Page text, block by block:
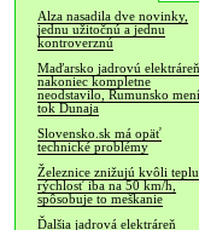
Alza nasadila dve novinky,
jednu užitočnú a jednu
kontroverznú
Maďarsko jadrovú elektráreň
nakoniec kompletne
neodstavilo, Rumunsko mení
tok Dunaja
Slovensko.sk má opäť
technické problémy
Železnice znižujú kvôli teplu
rýchlosť iba na 50 km/h,
spôsobuje to meškanie
Ďalšia jadrová elektráreň